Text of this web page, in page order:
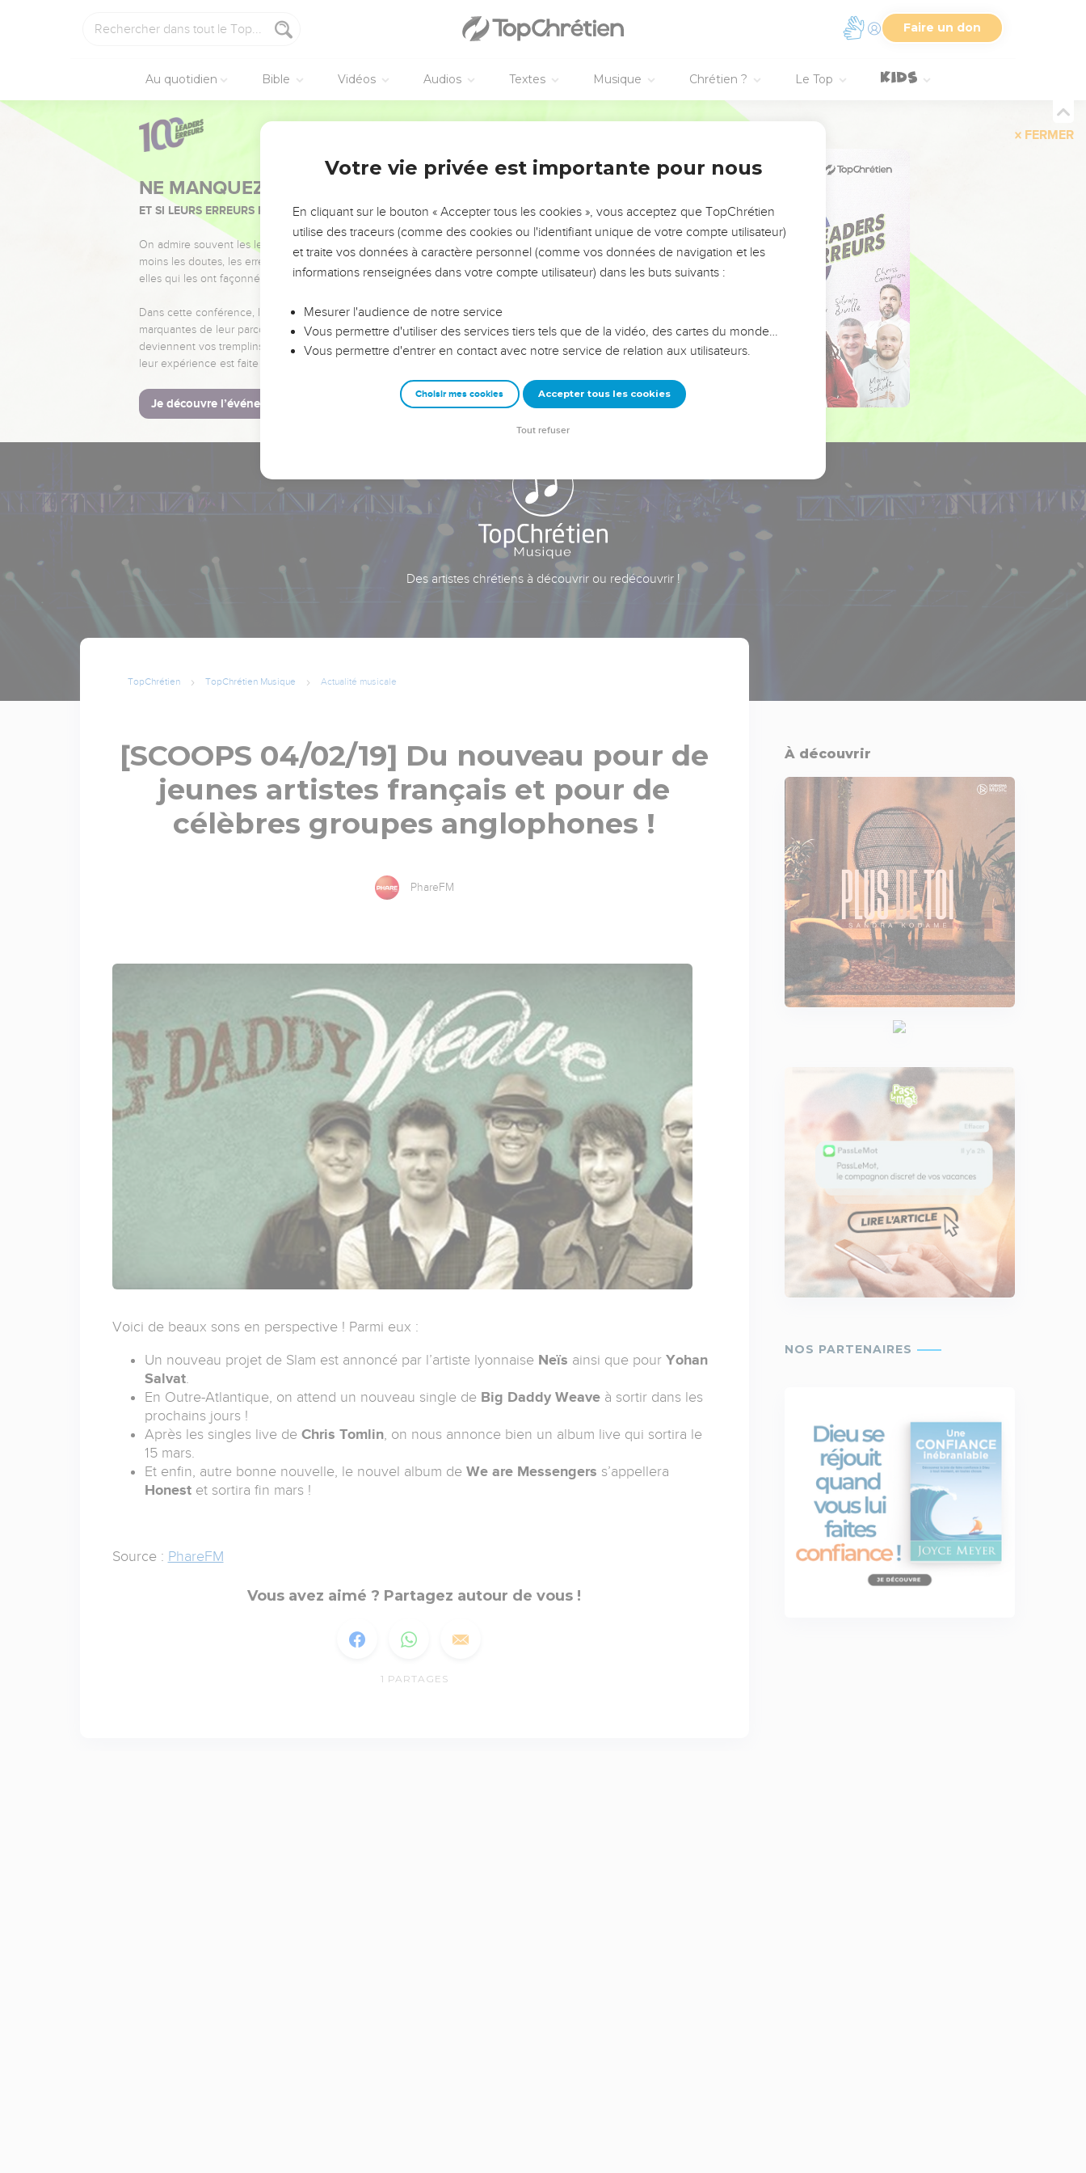
Faire un don
Au quotidien Bible Vidéos Audios Textes Musique Chrétien ? Le Top
FERMER
NE MANQUEZ PAS L’ÉVÉNEMENT DE L’ANNÉE !
ET SI LEURS ERREURS POUVAIENT VOUS ÉVITER LES VOTRES ?
On admire souvent les leaders pour leurs réussites, leur impact, leur foi ou leur vision. Mais on voit
moins les doutes, les erreurs et les saisons difficiles qu'ils ont traversés, alors même que ce sont
elles qui les ont façonnés.
Dans cette conférence, leaders, entrepreneurs, et responsables reviennent sur les erreurs
marquantes de leur parcours et les clés pour avancer avec plus de sagesse afin que leurs erreurs
deviennent vos tremplins. Que vous guidiez un ministère, une équipe, un groupe ou une famille,
leur expérience est faite pour vous.
Je découvre l’événement
Des artistes chrétiens à découvrir ou redécouvrir !
TopChrétien TopChrétien Musique Actualité musicale
[SCOOPS 04/02/19] Du nouveau pour de
jeunes artistes français et pour de
célèbres groupes anglophones !
PhareFM
Voici de beaux sons en perspective ! Parmi eux :
Un nouveau projet de Slam est annoncé par l’artiste lyonnaise Neïs ainsi que pour Yohan
Salvat.
En Outre-Atlantique, on attend un nouveau single de Big Daddy Weaveà sortir dans les
prochains jours !
Après les singles live de Chris Tomlin, on nous annonce bien un album live qui sortira le
15 mars.
Et enfin, autre bonne nouvelle, le nouvel album de We are Messengers s’appellera
Honestet sortira fin mars !
Source : PhareFM
Vous avez aimé ? Partagez autour de vous !
1 PARTAGES
À découvrir
Votre vie privée est importante pour nous
En cliquant sur le bouton « Accepter tous les cookies », vous acceptez que TopChrétien
utilise des traceurs (comme des cookies ou l'identifiant unique de votre compte utilisateur)
et traite vos données à caractère personnel (comme vos données de navigation et les
informations renseignées dans votre compte utilisateur) dans les buts suivants :
Mesurer l'audience de notre service
Vous permettre d'utiliser des services tiers tels que de la vidéo, des cartes du monde…
Vous permettre d'entrer en contact avec notre service de relation aux utilisateurs.
Choisir mes cookies Accepter tous les cookies
Tout refuser